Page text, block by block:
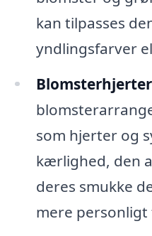
kan tilpasses
yndlingsfarver
som hjerter og
kærlighed, den
deres smukke
mere